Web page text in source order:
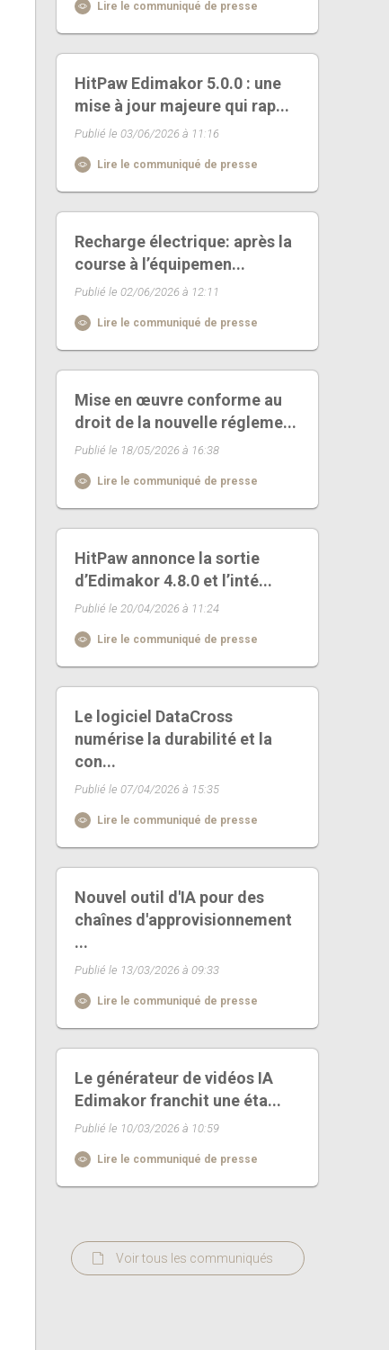
Lire le communiqué de presse
HitPaw Edimakor 5.0.0 : une
mise à jour majeure qui rap...
Publié le 03/06/2026 à 11:16
Lire le communiqué de presse
Recharge électrique: après la
course à l’équipemen...
Publié le 02/06/2026 à 12:11
Lire le communiqué de presse
Mise en œuvre conforme au
droit de la nouvelle régleme...
Publié le 18/05/2026 à 16:38
Lire le communiqué de presse
HitPaw annonce la sortie
d’Edimakor 4.8.0 et l’inté...
Publié le 20/04/2026 à 11:24
Lire le communiqué de presse
Le logiciel DataCross
numérise la durabilité et la
con...
Publié le 07/04/2026 à 15:35
Lire le communiqué de presse
Nouvel outil d'IA pour des
chaînes d'approvisionnement
...
Publié le 13/03/2026 à 09:33
Lire le communiqué de presse
Le générateur de vidéos IA
Edimakor franchit une éta...
Publié le 10/03/2026 à 10:59
Lire le communiqué de presse
Voir tous les communiqués